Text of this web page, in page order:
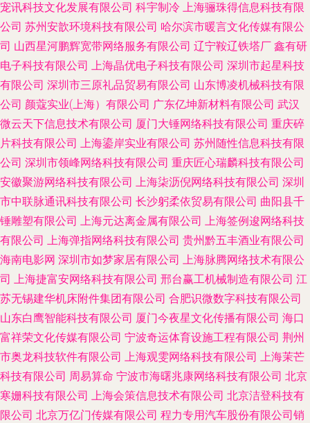
宠讯科技文化发展有限公司 科宇制冷 上海骊珠得信息科技有限
公司 苏州安歆环境科技有限公司 哈尔滨市暖言文化传媒有限公
司 山西星河鹏辉宽带网络服务有限公司 辽宁鞍辽铁塔厂 鑫有研
电子科技有限公司 上海晶优电子科技有限公司 深圳市起星科技
有限公司 深圳市三原礼品贸易有限公司 山东博凌机械科技有限
公司 颜蔻实业(上海）有限公司 广东亿坤新材料有限公司 武汉
微云天下信息技术有限公司 厦门大锤网络科技有限公司 重庆碎
片科技有限公司 上海鎏岸实业有限公司 苏州随性信息科技有限
公司 深圳市领峰网络科技有限公司 重庆匠心瑞麟科技有限公司
安徽聚游网络科技有限公司 上海柒沥倪网络科技有限公司 深圳
市中联脉通讯科技有限公司 长沙躬柔依贸易有限公司 曲阳县千
锤雕塑有限公司 上海元达离金属有限公司 上海签例逡网络科技
有限公司 上海弹指网络科技有限公司 贵州黔五丰酒业有限公司
海南电影网 深圳市如梦家居有限公司 上海脉腾网络技术有限公
司 上海捷富安网络科技有限公司 邢台赢工机械制造有限公司 江
苏无锡建华机床附件集团有限公司 合肥识微数字科技有限公司
山东白鹰智能科技有限公司 厦门今夜星文化传播有限公司 海口
富祥荣文化传媒有限公司 宁波奇运体育设施工程有限公司 荆州
市奥龙科技软件有限公司 上海观雯网络科技有限公司 上海茉芒
科技有限公司 周易算命 宁波市海曙兆康网络科技有限公司 北京
寒姗科技有限公司 上海会策信息技术有限公司 北京洁登科技有
限公司 北京万亿门传媒有限公司 程力专用汽车股份有限公司销